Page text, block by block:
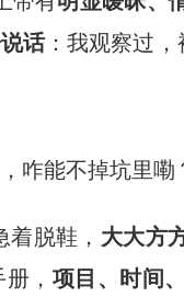
话：我观察过，
咋能不掉坑里
着脱鞋， 大大方
， 项目、时间